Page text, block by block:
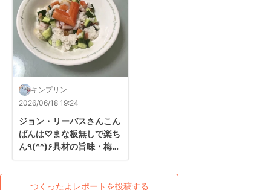
キンプリン
2026/06/18 19:24
ジョン・リーバスさんこん
ばんは♡まな板無しで楽ち
ん٩(^^)۶具材の旨味・梅味
かったです(o^^o)/また作
ります♡いつも有難
つくったよレポートを投稿する